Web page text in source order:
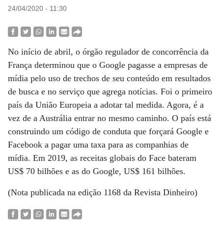
24/04/2020 - 11:30
No início de abril, o órgão regulador de concorrência da
França determinou que o Google pagasse a empresas de
mídia pelo uso de trechos de seu conteúdo em resultados
de busca e no serviço que agrega notícias. Foi o primeiro
país da União Europeia a adotar tal medida. Agora, é a
vez de a Austrália entrar no mesmo caminho. O país está
construindo um código de conduta que forçará Google e
Facebook a pagar uma taxa para as companhias de
mídia. Em 2019, as receitas globais do Face bateram
US$ 70 bilhões e as do Google, US$ 161 bilhões.
(Nota publicada na edição 1168 da Revista Dinheiro)